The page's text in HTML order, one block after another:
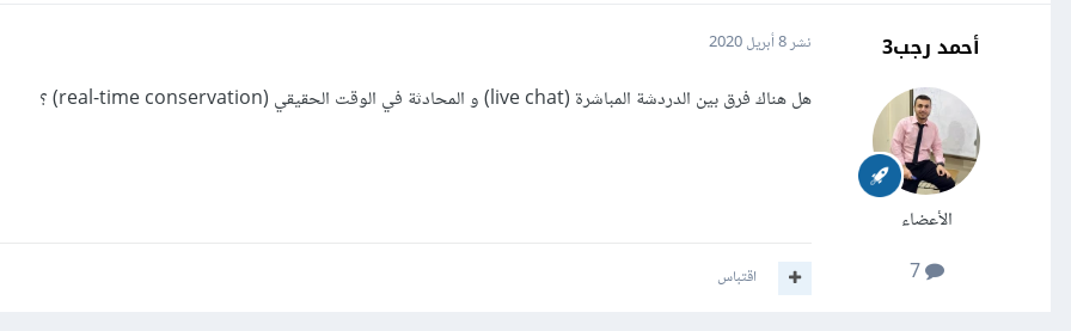
أحمد رجب3
الأعضاء
7
نشر8 أبريل 2020
هل هناك فرق بين الدردشة المباشرة (live chat) و المحادثة في الوقت الحقيقي (real-time conservation) ؟
اقتباس